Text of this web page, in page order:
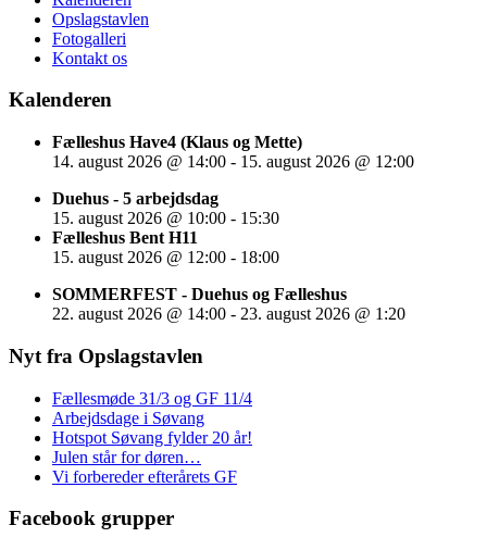
Opslagstavlen
Fotogalleri
Kontakt os
Kalenderen
Fælleshus Have4 (Klaus og Mette)
14. august 2026 @ 14:00 - 15. august 2026 @ 12:00
Duehus - 5 arbejdsdag
15. august 2026 @ 10:00 - 15:30
Fælleshus Bent H11
15. august 2026 @ 12:00 - 18:00
SOMMERFEST - Duehus og Fælleshus
22. august 2026 @ 14:00 - 23. august 2026 @ 1:20
Nyt fra Opslagstavlen
Fællesmøde 31/3 og GF 11/4
Arbejdsdage i Søvang
Hotspot Søvang fylder 20 år!
Julen står for døren…
Vi forbereder efterårets GF
Facebook grupper